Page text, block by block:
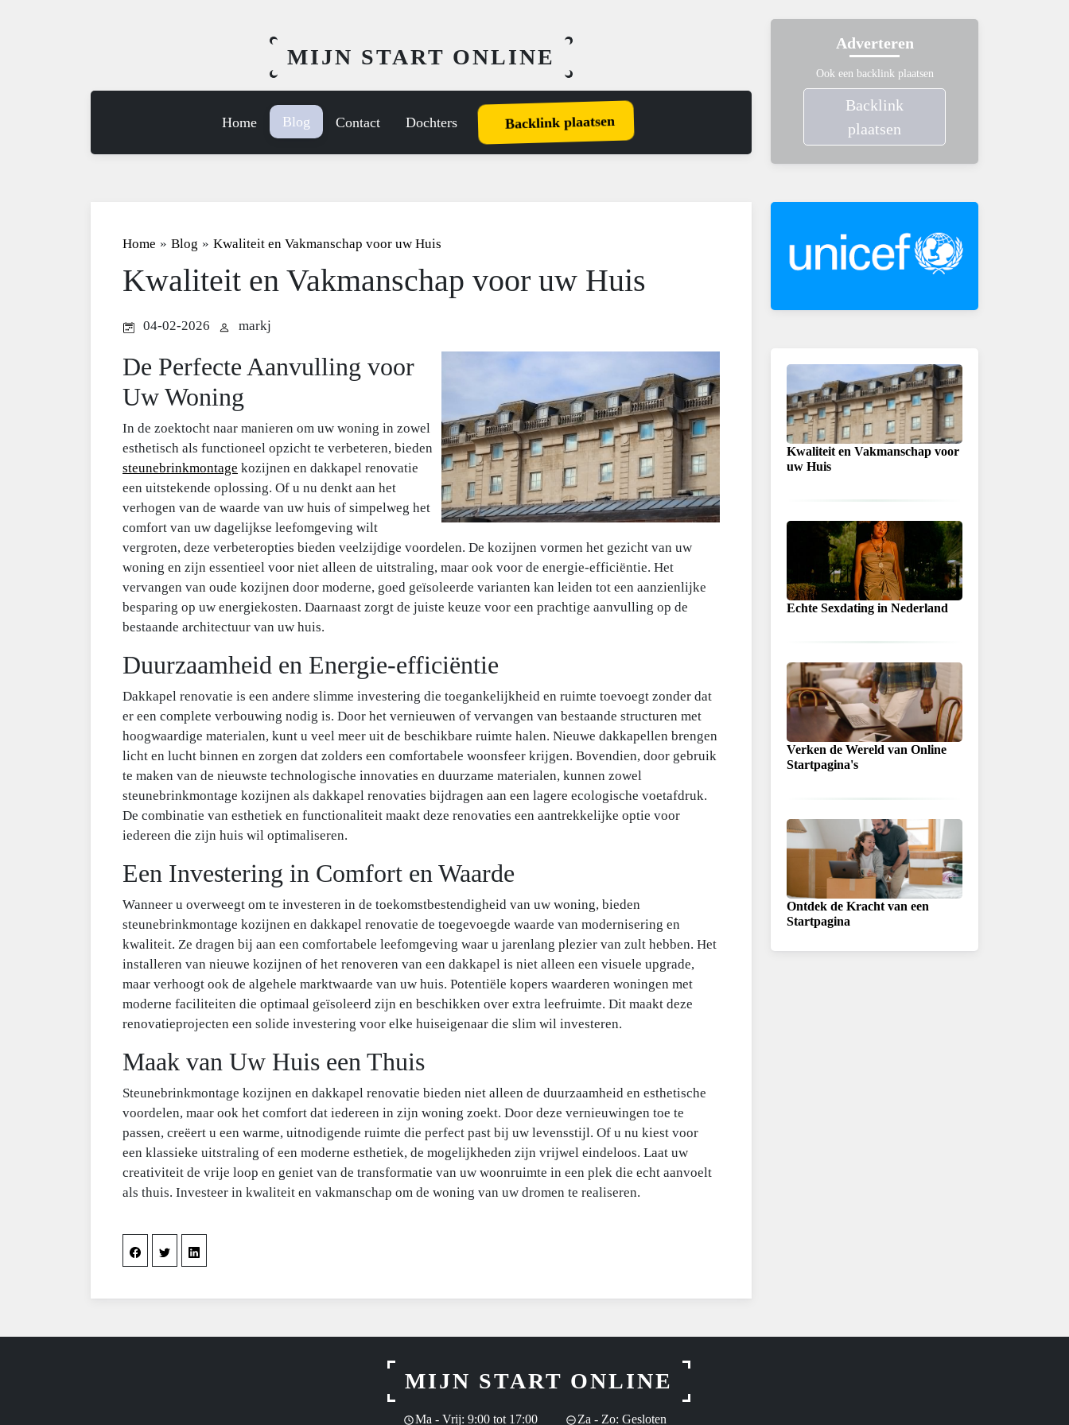
MIJN START ONLINE
Home Blog Contact Dochters Backlink plaatsen
Adverteren
Ook een backlink plaatsen
Backlink
plaatsen
Home » Blog » Kwaliteit en Vakmanschap voor uw Huis
Kwaliteit en Vakmanschap voor uw Huis
04-02-2026 markj
De Perfecte Aanvulling voor
Uw Woning
In de zoektocht naar manieren om uw woning in zowel
esthetisch als functioneel opzicht te verbeteren, bieden
steunebrinkmontage kozijnen en dakkapel renovatie
een uitstekende oplossing. Of u nu denkt aan het
verhogen van de waarde van uw huis of simpelweg het
comfort van uw dagelijkse leefomgeving wilt
vergroten, deze verbeteropties bieden veelzijdige voordelen. De kozijnen vormen het gezicht van uw
woning en zijn essentieel voor niet alleen de uitstraling, maar ook voor de energie-efficiëntie. Het
vervangen van oude kozijnen door moderne, goed geïsoleerde varianten kan leiden tot een aanzienlijke
besparing op uw energiekosten. Daarnaast zorgt de juiste keuze voor een prachtige aanvulling op de
bestaande architectuur van uw huis.
Duurzaamheid en Energie-efficiëntie
Dakkapel renovatie is een andere slimme investering die toegankelijkheid en ruimte toevoegt zonder dat
er een complete verbouwing nodig is. Door het vernieuwen of vervangen van bestaande structuren met
hoogwaardige materialen, kunt u veel meer uit de beschikbare ruimte halen. Nieuwe dakkapellen brengen
licht en lucht binnen en zorgen dat zolders een comfortabele woonsfeer krijgen. Bovendien, door gebruik
te maken van de nieuwste technologische innovaties en duurzame materialen, kunnen zowel
steunebrinkmontage kozijnen als dakkapel renovaties bijdragen aan een lagere ecologische voetafdruk.
De combinatie van esthetiek en functionaliteit maakt deze renovaties een aantrekkelijke optie voor
iedereen die zijn huis wil optimaliseren.
Een Investering in Comfort en Waarde
Wanneer u overweegt om te investeren in de toekomstbestendigheid van uw woning, bieden
steunebrinkmontage kozijnen en dakkapel renovatie de toegevoegde waarde van modernisering en
kwaliteit. Ze dragen bij aan een comfortabele leefomgeving waar u jarenlang plezier van zult hebben. Het
installeren van nieuwe kozijnen of het renoveren van een dakkapel is niet alleen een visuele upgrade,
maar verhoogt ook de algehele marktwaarde van uw huis. Potentiële kopers waarderen woningen met
moderne faciliteiten die optimaal geïsoleerd zijn en beschikken over extra leefruimte. Dit maakt deze
renovatieprojecten een solide investering voor elke huiseigenaar die slim wil investeren.
Maak van Uw Huis een Thuis
Steunebrinkmontage kozijnen en dakkapel renovatie bieden niet alleen de duurzaamheid en esthetische
voordelen, maar ook het comfort dat iedereen in zijn woning zoekt. Door deze vernieuwingen toe te
passen, creëert u een warme, uitnodigende ruimte die perfect past bij uw levensstijl. Of u nu kiest voor
een klassieke uitstraling of een moderne esthetiek, de mogelijkheden zijn vrijwel eindeloos. Laat uw
creativiteit de vrije loop en geniet van de transformatie van uw woonruimte in een plek die echt aanvoelt
als thuis. Investeer in kwaliteit en vakmanschap om de woning van uw dromen te realiseren.
Kwaliteit en Vakmanschap voor
uw Huis
Echte Sexdating in Nederland
Verken de Wereld van Online
Startpagina's
Ontdek de Kracht van een
Startpagina
MIJN START ONLINE
Ma - Vrij: 9:00 tot 17:00 Za - Zo: Gesloten